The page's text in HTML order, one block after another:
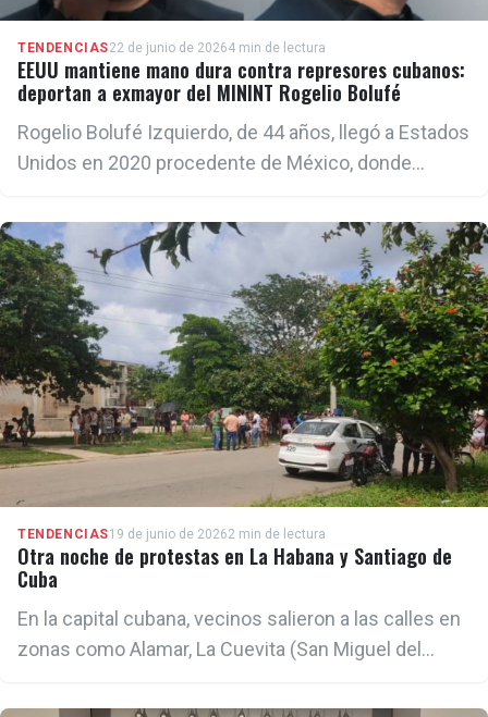
TENDENCIAS22 de junio de 20264 min de lectura
EEUU mantiene mano dura contra represores cubanos:
deportan a exmayor del MININT Rogelio Bolufé
Rogelio Bolufé Izquierdo, de 44 años, llegó a Estados
Unidos en 2020 procedente de México, donde
después concedió una entrevista al periodista
Jaime Bayly en la que afirmó haber integrado
durante más de 15 años el equipo de seguridad
personal del dictador Fidel Castro.
TENDENCIAS19 de junio de 20262 min de lectura
Otra noche de protestas en La Habana y Santiago de
Cuba
En la capital cubana, vecinos salieron a las calles en
zonas como Alamar, La Cuevita (San Miguel del
y Reina, según reportes difundidos en redes